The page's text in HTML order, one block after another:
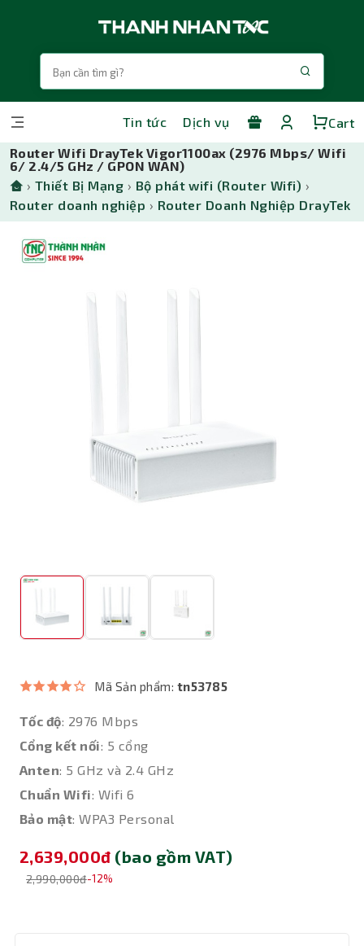
Tin tức Dịch vụ
Cart
Router Wifi DrayTek Vigor1100ax (2976 Mbps/ Wifi
6/ 2.4/5 GHz / GPON WAN)
› Thiết Bị Mạng › Bộ phát wifi (Router Wifi) ›
Router doanh nghiệp › Router Doanh Nghiệp DrayTek
Mã Sản phẩm: tn53785
Tốc độ: 2976 Mbps
Cổng kết nối: 5 cổng
Anten: 5 GHz và 2.4 GHz
Chuẩn Wifi: Wifi 6
Bảo mật: WPA3 Personal
2,639,000đ (bao gồm VAT)
2,990,000đ-12%